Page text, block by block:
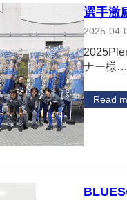
選手激
2025-04-
ナー様…
Read